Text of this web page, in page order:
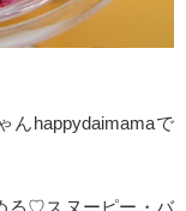
んhappydaimamaで
る♡スヌーピー ・バ